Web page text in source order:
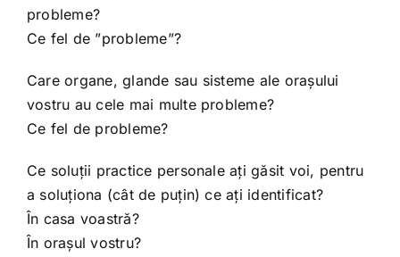
probleme?
Ce fel de ”probleme”?
Care organe, glande sau sisteme ale orașului
vostru au cele mai multe probleme?
Ce fel de probleme?
Ce soluții practice personale ați găsit voi, pentru
a soluționa (cât de puțin) ce ați identificat?
În casa voastră?
În orașul vostru?